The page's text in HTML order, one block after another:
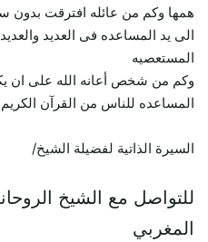
همها وكم من عائله افترقت
الى يد المساعده فى العديد
المستعصيه
وكم من شخص أعانه الله على ان
المساعده للناس من القرآن
السيرة الذاتية لفضيلة الشيخ/
للتواصل مع الشيخ
المغربي